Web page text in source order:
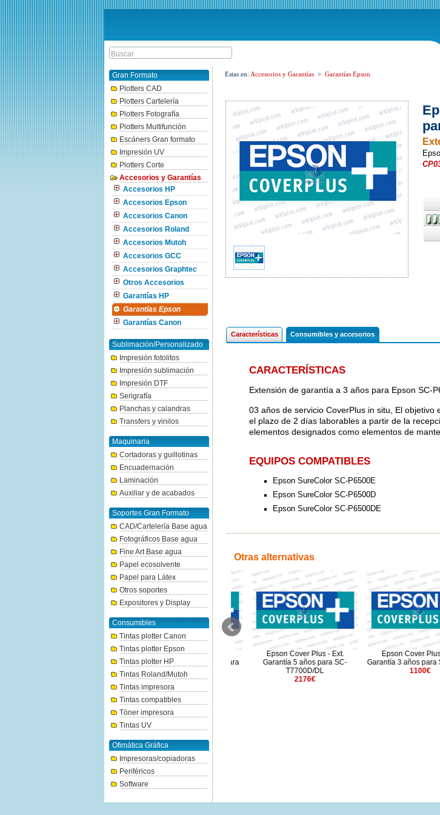
Gran Formato
Plotters CAD
Plotters Cartelería
Plotters Fotografía
Plotters Multifunción
Escáners Gran formato
Impresión UV
Plotters Corte
Accesorios y Garantías
Accesorios HP
Accesorios Epson
Accesorios Canon
Accesorios Roland
Accesorios Mutoh
Accesorios GCC
Accesorios Graphtec
Otros Accesorios
Garantías HP
Garantías Epson
Garantías Canon
Sublimación/Personalizado
Impresión fotolitos
Impresión sublimación
Impresión DTF
Serigrafía
Planchas y calandras
Transfers y vinilos
Maquinaria
Cortadoras y guillotinas
Encuadernación
Laminación
Auxiliar y de acabados
Soportes Gran Formato
CAD/Cartelería Base agua
Fotográficos Base agua
Fine Art Base agua
Papel ecosolvente
Papel para Látex
Otros soportes
Expositores y Display
Consumibles
Tintas plotter Canon
Tintas plotter Epson
Tintas plotter HP
Tintas Roland/Mutoh
Tintas impresora
Tintas compatibles
Tóner impresora
Tintas UV
Ofimática Gráfica
Impresoras/copiadoras
Periféricos
Software
Estas en: Accesorios y Garantías > Garantías Epson
Características Consumibles y accesorios
CARACTERÍSTICAS
Extensión de garantía a 3 años para Epson SC-
03 años de servicio CoverPlus in situ, El
el plazo de 2 días laborables a partir de la
elementos designados como elementos de
EQUIPOS COMPATIBLES
Epson SureColor SC-P6500E
Epson SureColor SC-P6500D
Epson SureColor SC-P6500DE
Otras alternativas
Epson Cover Plus - Ext.
Garantía adicional 1 año para
SC-T3400
210€
Epson Cover Plus - Ext.
Garantía 5 años para SC-
T7700D/DL
2176€
Epson Cover Plus - Ext.
Garantía 3 años para SC-